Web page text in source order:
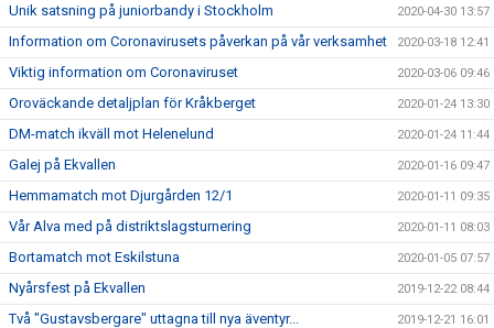
Unik satsning på juniorbandy i Stockholm 2020-04-30 13:57
Information om Coronavirusets påverkan på vår verksamhet 2020-03-18 12:41
Viktig information om Coronaviruset 2020-03-06 09:46
Oroväckande detaljplan för Kråkberget 2020-01-24 13:30
DM-match ikväll mot Helenelund 2020-01-24 11:44
Galej på Ekvallen 2020-01-16 09:47
Hemmamatch mot Djurgården 12/1 2020-01-11 09:35
Vår Alva med på distriktslagsturnering 2020-01-11 08:03
Bortamatch mot Eskilstuna 2020-01-05 07:57
Nyårsfest på Ekvallen 2019-12-22 08:44
Två "Gustavsbergare" uttagna till nya äventyr... 2019-12-21 16:01